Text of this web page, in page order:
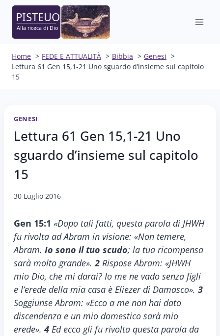
Salta
contenuto
Home FEDE E ATTUALITÀ Bibbia
Genesi
Lettura 61 Gen 15,1-21 Uno sguardo d’insieme sul capitolo
15
GENESI
Lettura 61 Gen 15,1-21 Uno
sguardo d’insieme sul capitolo
15
30 Luglio 2016
Gen 15:1 «Dopo tali fatti, questa parola di JHWH
fu rivolta ad Abram in visione: «Non temere,
Abram. Io sono il tuo scudo; la tua ricompensa
sarà molto grande».2 Rispose Abram: «JHWH
mio Dio, che mi darai? Io me ne vado senza figli
e l’erede della mia casa è Eliezer di Damasco». 3
Soggiunse Abram: «Ecco a me non hai dato
discendenza e un mio domestico sarà mio
erede».4 Ed ecco gli fu rivolta questa parola da